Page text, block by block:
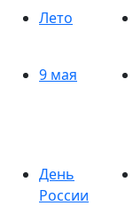
Лето
9 мая
День
России